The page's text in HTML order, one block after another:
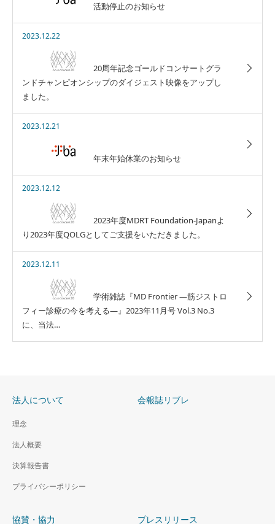
活動停止のお知らせ
2023.12.22
20周年記念ゴールドコンサートグラ
ンドチャンピオンシップのダイジェスト映像をアップし
ました。
2023.12.21
年末年始休業のお知らせ
2023.12.12
2023年度MDRT Foundation-Japanよ
り2023年度QOLGとしてご支援をいただきました。
2023.12.11
学術雑誌『MD Frontier ―筋ジストロ
フィー診療の今を考える―』2023年11月号 Vol.3 No.3
に、当法…
法人について
理念
法人概要
決算報告書
プライバシーポリシー
会報誌リブレ
協賛・協力 プレスリリース